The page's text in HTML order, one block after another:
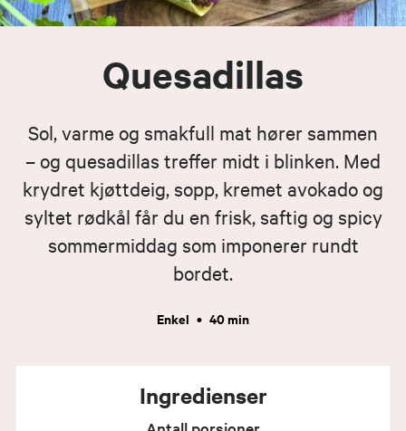
Quesadillas
Sol, varme og smakfull mat hører sammen
– og quesadillas treffer midt i blinken. Med
krydret kjøttdeig, sopp, kremet avokado og
syltet rødkål får du en frisk, saftig og spicy
sommermiddag som imponerer rundt
bordet.
Enkel • 40 min
Ingredienser